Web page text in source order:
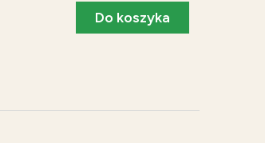
Do koszyka